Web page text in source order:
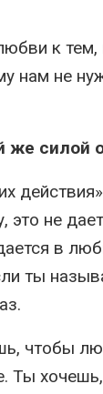
к тем,
нам не
силой
не
в
ты
чтобы
Ты